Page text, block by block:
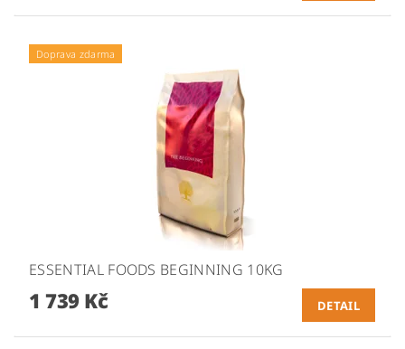
Doprava zdarma
ESSENTIAL FOODS BEGINNING 10KG
1 739 Kč DETAIL